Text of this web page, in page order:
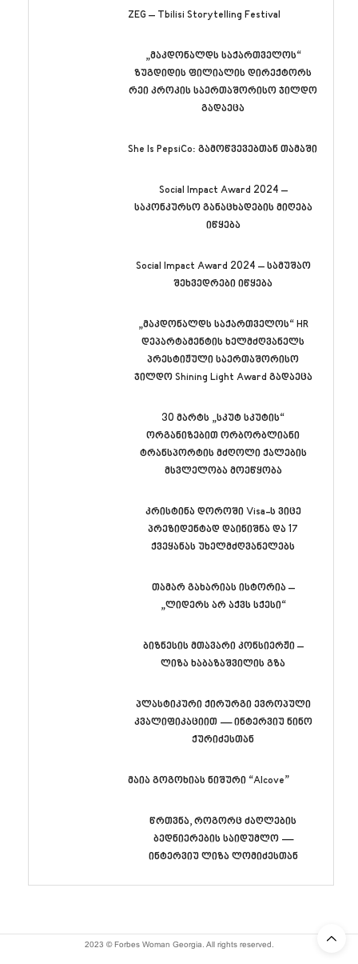
ZEG – Tbilisi Storytelling Festival
„მაკდონალდს საქართველოს“
ზუგდიდის ფილიალის დირექტორს
რეი კროკის საერთაშორისო ჯილდო
გადაეცა
She Is PepsiCo: გამოწვევებთან თამაში
Social Impact Award 2024 –
საკონკურსო განაცხადების მიღება
იწყება
Social Impact Award 2024 – სამუშაო
შეხვედრები იწყება
„მაკდონალდს საქართველოს“ HR
დეპარტამენტის ხელმძღვანელს
პრესტიჟული საერთაშორისო
ჯილდო Shining Light Award გადაეცა
30 მარტს „სკუტ სკუტის“
ორგანიზებით ორბორბლიანი
ტრანსპორტის მძღოლი ქალების
მსვლელობა მოეწყობა
კრისტინა დოროში Visa-ს ვიცე
პრეზიდენტად დაინიშნა და 17
ქვეყანას უხელმძღვანელებს
თამარ გახარიას ისტორია –
„ლიდერს არ აქვს სქესი“
ბიზნესის მთავარი კონსიერჟი –
ლიზა ხაბაზაშვილის გზა
პლასტიკური ქირურგი ევროპული
კვალიფიკაციით — ინტერვიუ ნინო
ქურიძესთან
მაია გოგოხიას ნიშური “Alcove”
წრთვნა, როგორც ძაღლების
ბედნიერების საიდუმლო —
ინტერვიუ ლიზა ლომიძესთან
2023 © Forbes Woman Georgia. All rights reserved.